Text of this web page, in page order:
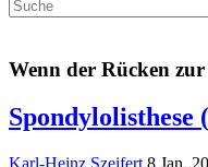
Wenn der Rücken